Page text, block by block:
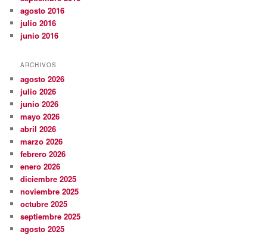
agosto 2016
julio 2016
junio 2016
ARCHIVOS
agosto 2026
julio 2026
junio 2026
mayo 2026
abril 2026
marzo 2026
febrero 2026
enero 2026
diciembre 2025
noviembre 2025
octubre 2025
septiembre 2025
agosto 2025